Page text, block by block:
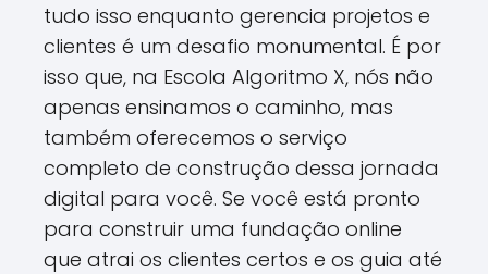
tudo isso enquanto gerencia projetos e
clientes é um desafio monumental. É por
isso que, na Escola Algoritmo X, nós não
apenas ensinamos o caminho, mas
também oferecemos o serviço
completo de construção dessa jornada
digital para você. Se você está pronto
para construir uma fundação online
que atrai os clientes certos e os guia até